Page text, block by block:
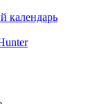
календарь